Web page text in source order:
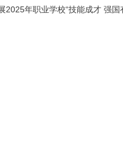
2025年职业学校“技能成才 强国